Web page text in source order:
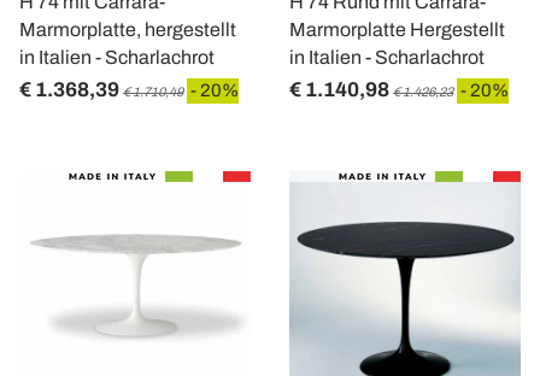
Marmorplatte, hergestellt
in Italien - Scharlachrot
€ 1.368,39 € 1.710,49 - 20%
Marmorplatte Hergestellt
in Italien - Scharlachrot
€ 1.140,98 € 1.426,23 - 20%